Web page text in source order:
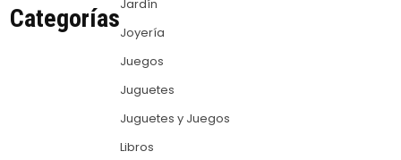
CategoríasJardín
Joyería
Juegos
Juguetes
Juguetes y Juegos
Libros